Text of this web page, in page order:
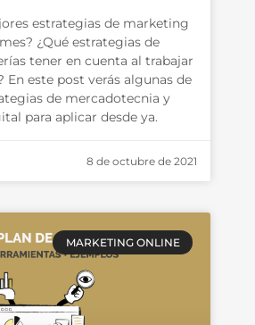
estrategias de marketing
¿Qué estrategias de
tener en cuenta al trabajar
este post verás algunas de
de mercadotecnia y
para aplicar desde ya.
8 de octubre de 2021
MARKETING ONLINE